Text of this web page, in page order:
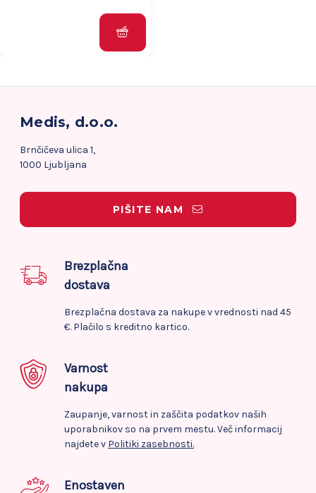
Medis, d.o.o.
Brnčičeva ulica 1,
1000 Ljubljana
PIŠITE NAM
Brezplačna
dostava
Brezplačna dostava za nakupe v vrednosti nad 45
€. Plačilo s kreditno kartico.
Varnost
nakupa
Zaupanje, varnost in zaščita podatkov naših
uporabnikov so na prvem mestu. Več informacij
najdete v Politiki zasebnosti.
Enostaven